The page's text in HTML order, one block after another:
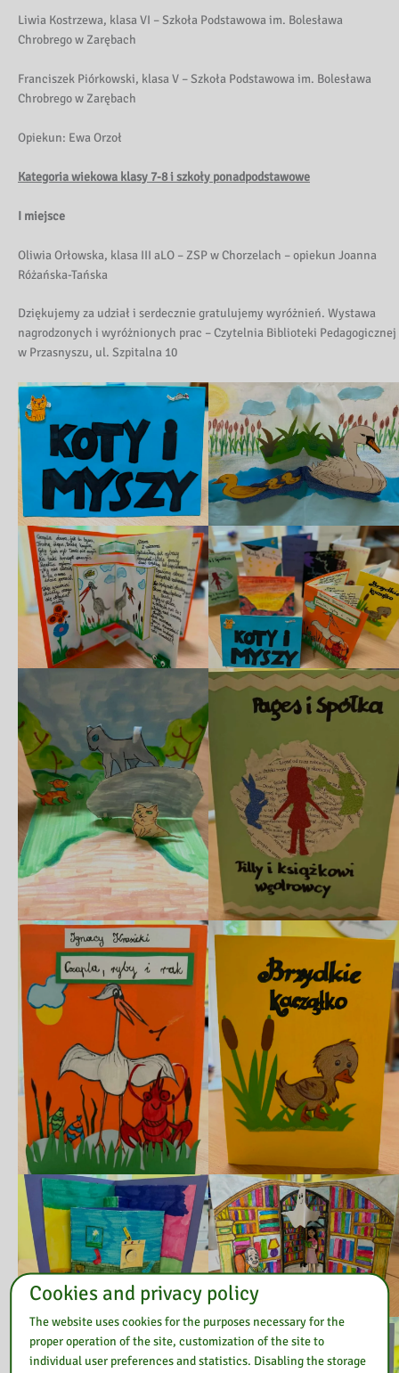
Liwia Kostrzewa, klasa VI – Szkoła Podstawowa im. Bolesława
Chrobrego w Zarębach
Franciszek Piórkowski, klasa V – Szkoła Podstawowa im. Bolesława
Chrobrego w Zarębach
Opiekun: Ewa Orzoł
Kategoria wiekowa klasy 7-8 i szkoły ponadpodstawowe
I miejsce
Oliwia Orłowska, klasa III aLO – ZSP w Chorzelach – opiekun Joanna
Różańska-Tańska
Dziękujemy za udział i serdecznie gratulujemy wyróżnień. Wystawa
nagrodzonych i wyróżnionych prac – Czytelnia Biblioteki Pedagogicznej
w Przasnyszu, ul. Szpitalna 10
Cookies and privacy policy
The website uses cookies for the purposes necessary for the
proper operation of the site, customization of the site to
individual user preferences and statistics. Disabling the storage